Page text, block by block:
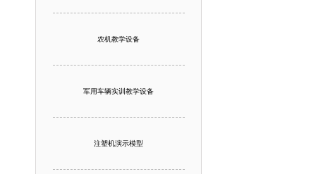
农机教学设备
军用车辆实训教学设备
注塑机演示模型